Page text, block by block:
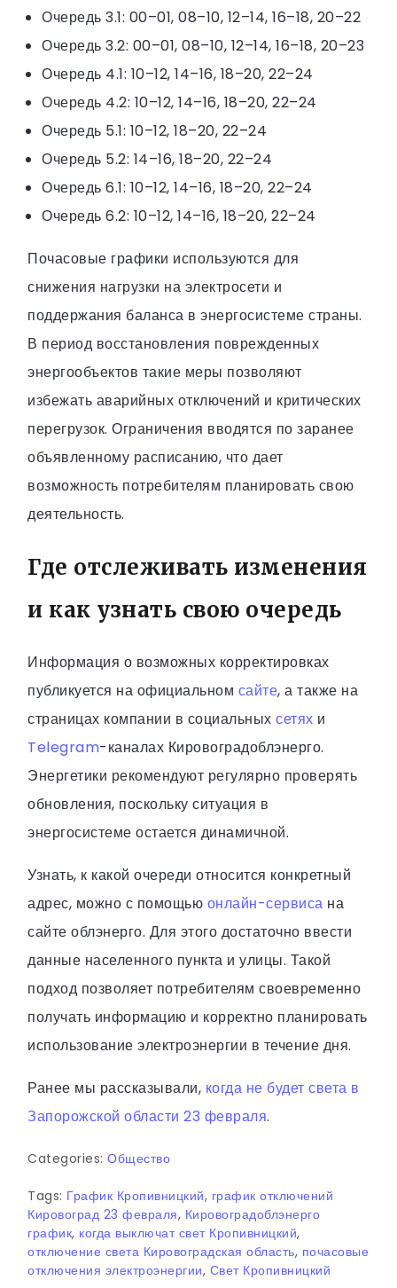
Очередь 3.1: 00–01, 08–10, 12–14, 16–18, 20–22
Очередь 3.2: 00–01, 08–10, 12–14, 16–18, 20–23
Очередь 4.1: 10–12, 14–16, 18–20, 22–24
Очередь 4.2: 10–12, 14–16, 18–20, 22–24
Очередь 5.1: 10–12, 18–20, 22–24
Очередь 5.2: 14–16, 18–20, 22–24
Очередь 6.1: 10–12, 14–16, 18–20, 22–24
Очередь 6.2: 10–12, 14–16, 18–20, 22–24
Почасовые графики используются для
снижения нагрузки на электросети и
поддержания баланса в энергосистеме страны.
В период восстановления поврежденных
энергообъектов такие меры позволяют
избежать аварийных отключений и критических
перегрузок. Ограничения вводятся по заранее
объявленному расписанию, что дает
возможность потребителям планировать свою
деятельность.
Где отслеживать изменения
и как узнать свою очередь
Информация о возможных корректировках
публикуется на официальном сайте, а также на
страницах компании в социальных сетях и
Telegram-каналах Кировоградоблэнерго.
Энергетики рекомендуют регулярно проверять
обновления, поскольку ситуация в
энергосистеме остается динамичной.
Узнать, к какой очереди относится конкретный
адрес, можно с помощью онлайн-сервиса на
сайте облэнерго. Для этого достаточно ввести
данные населенного пункта и улицы. Такой
подход позволяет потребителям своевременно
получать информацию и корректно планировать
использование электроэнергии в течение дня.
Ранее мы рассказывали, когда не будет света в
Запорожской области 23 февраля.
Categories: Общество
Tags: График Кропивницкий, график отключений
Кировоград 23 февраля, Кировоградоблэнерго
график, когда выключат свет Кропивницкий,
отключение света Кировоградская область, почасовые
отключения электроэнергии, Свет Кропивницкий